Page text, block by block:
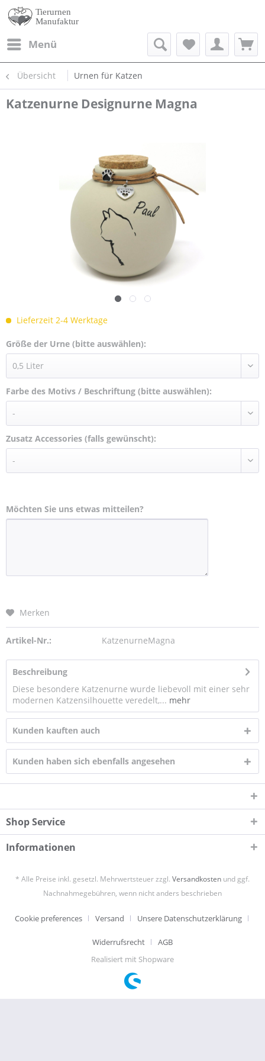
Menü
Übersicht Urnen für Katzen
Katzenurne Designurne Magna
Lieferzeit 2-4 Werktage
Größe der Urne (bitte auswählen):
Farbe des Motivs / Beschriftung (bitte auswählen):
Zusatz Accessories (falls gewünscht):
Möchten Sie uns etwas mitteilen?
Merken
Artikel-Nr.: KatzenurneMagna
Beschreibung
Diese besondere Katzenurne wurde liebevoll mit einer sehr
modernen Katzensilhouette veredelt,... mehr
Kunden kauften auch
Kunden haben sich ebenfalls angesehen
Shop Service
Informationen
* Alle Preise inkl. gesetzl. Mehrwertsteuer zzgl. Versandkosten und ggf.
Nachnahmegebühren, wenn nicht anders beschrieben
Cookie preferences Versand Unsere Datenschutzerklärung
Widerrufsrecht
AGB
Realisiert mit Shopware